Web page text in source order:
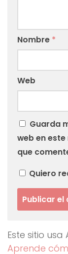
Nombre *
Web
Guarda
web en
que
Quiero
Este sitio
Aprende